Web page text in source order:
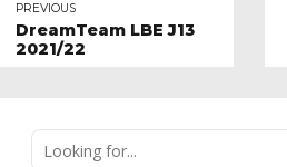
PREVIOUS
DreamTeam LBE J13
2021/22